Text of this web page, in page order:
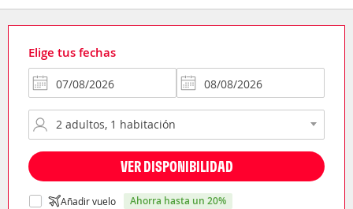
Elige tus fechas
VER DISPONIBILIDAD
Añadir vuelo ahorra hasta un 20%